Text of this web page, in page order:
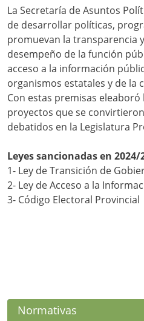
La Secretaría de Asuntos
de desarrollar políticas,
promuevan la transparencia
desempeño de la función
acceso a la información
organismos estatales y de la
Con estas premisas eleaboró
proyectos que se
debatidos en la Legislatura
Leyes sancionadas en 2024/
1- Ley de Transición de
2- Ley de Acceso a la
3- Código Electoral Provincial
Normativas